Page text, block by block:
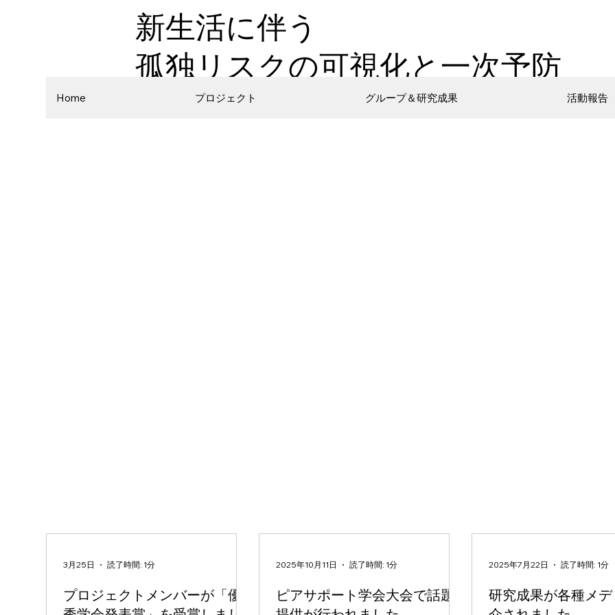
新生活に伴う
孤独リスクの可視化と一次予防
Home プロジェクト グループ＆研究成果 活動報告
プロジェクトメンバーが「優
3月25日 読了時間: 1分
ピアサポート学会大会で話題
2025年10月11日 読了時間: 1分
研究成果が各種メ
2025年7月22日 読了時間: 1分